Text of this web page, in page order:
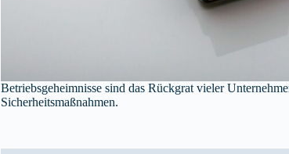
Betriebsgeheimnisse sind das Rückgrat vieler
Sicherheitsmaßnahmen.